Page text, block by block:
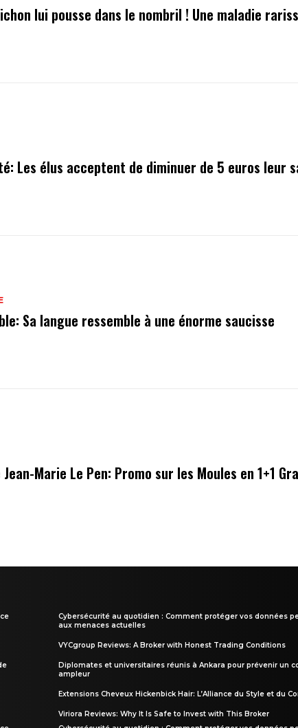
lui pousse dans le nombril ! Une maladie
Les élus acceptent de diminuer de 5 euros leur
Sa langue ressemble à une énorme saucisse
Marie Le Pen: Promo sur les Moules en 1+1
Cybersécurité au quotidien : Comment protéger vos données
aux menaces actuelles
VYCgroup Reviews: A Broker with Honest Trading Conditions
Diplomates et universitaires réunis à Ankara pour prévenir un
ampleur
Extensions Cheveux Hickenbick Hair: L’Alliance du Style et du
Viriora Reviews: Why It Is Safe to Invest with This Broker